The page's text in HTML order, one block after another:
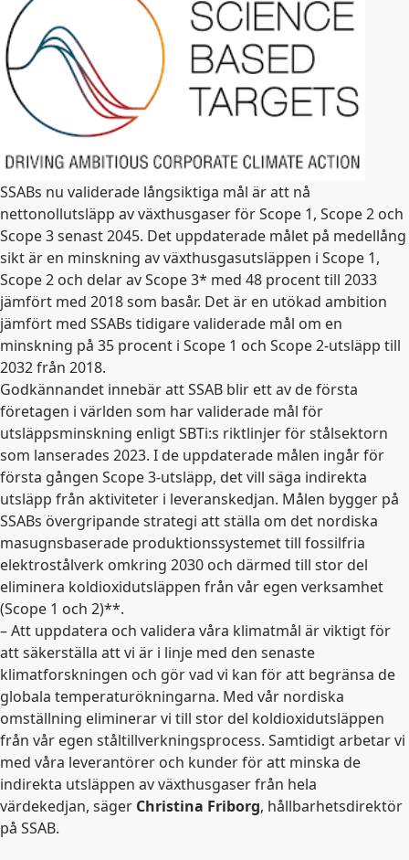
SSABs nu validerade långsiktiga mål är att nå
nettonollutsläpp av växthusgaser för Scope 1, Scope 2 och
Scope 3 senast 2045. Det uppdaterade målet på medellång
sikt är en minskning av växthusgasutsläppen i Scope 1,
Scope 2 och delar av Scope 3* med 48 procent till 2033
jämfört med 2018 som basår. Det är en utökad ambition
jämfört med SSABs tidigare validerade mål om en
minskning på 35 procent i Scope 1 och Scope 2-utsläpp till
2032 från 2018.
Godkännandet innebär att SSAB blir ett av de första
företagen i världen som har validerade mål för
utsläppsminskning enligt SBTi:s riktlinjer för stålsektorn
som lanserades 2023. I de uppdaterade målen ingår för
första gången Scope 3-utsläpp, det vill säga indirekta
utsläpp från aktiviteter i leveranskedjan. Målen bygger på
SSABs övergripande strategi att ställa om det nordiska
masugnsbaserade produktionssystemet till fossilfria
elektrostålverk omkring 2030 och därmed till stor del
eliminera koldioxidutsläppen från vår egen verksamhet
(Scope 1 och 2)**.
– Att uppdatera och validera våra klimatmål är viktigt för
att säkerställa att vi är i linje med den senaste
klimatforskningen och gör vad vi kan för att begränsa de
globala temperaturökningarna. Med vår nordiska
omställning eliminerar vi till stor del koldioxidutsläppen
från vår egen ståltillverkningsprocess. Samtidigt arbetar vi
med våra leverantörer och kunder för att minska de
indirekta utsläppen av växthusgaser från hela
värdekedjan, säger Christina Friborg, hållbarhetsdirektör
på SSAB.